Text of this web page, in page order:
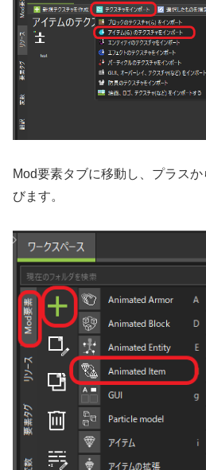
Mod要素タブに移動し、プラス
びます。